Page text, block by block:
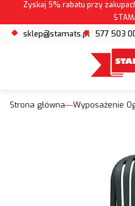
Zyskaj 5% rabatu przy
sklep@stamats.pl 577 503
Strona główna Wyposażenie